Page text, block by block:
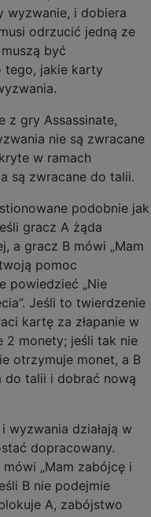
wyzwanie, i dobiera
odrzucić jedną ze
być
tego, jakie karty
z gry Assassinate,
nie są zwracane
w ramach
są zwracane do talii.
podobnie jak
gracz A żąda
a gracz B mówi „Mam
pomoc
powiedzieć „Nie
Jeśli to twierdzenie
kartę za złapanie w
2 monety; jeśli tak nie
otrzymuje monet, a B
do talii i dobrać nową
wyzwania działają w
dopracowany.
„Mam zabójcę i
B nie podejmie
A, zabójstwo